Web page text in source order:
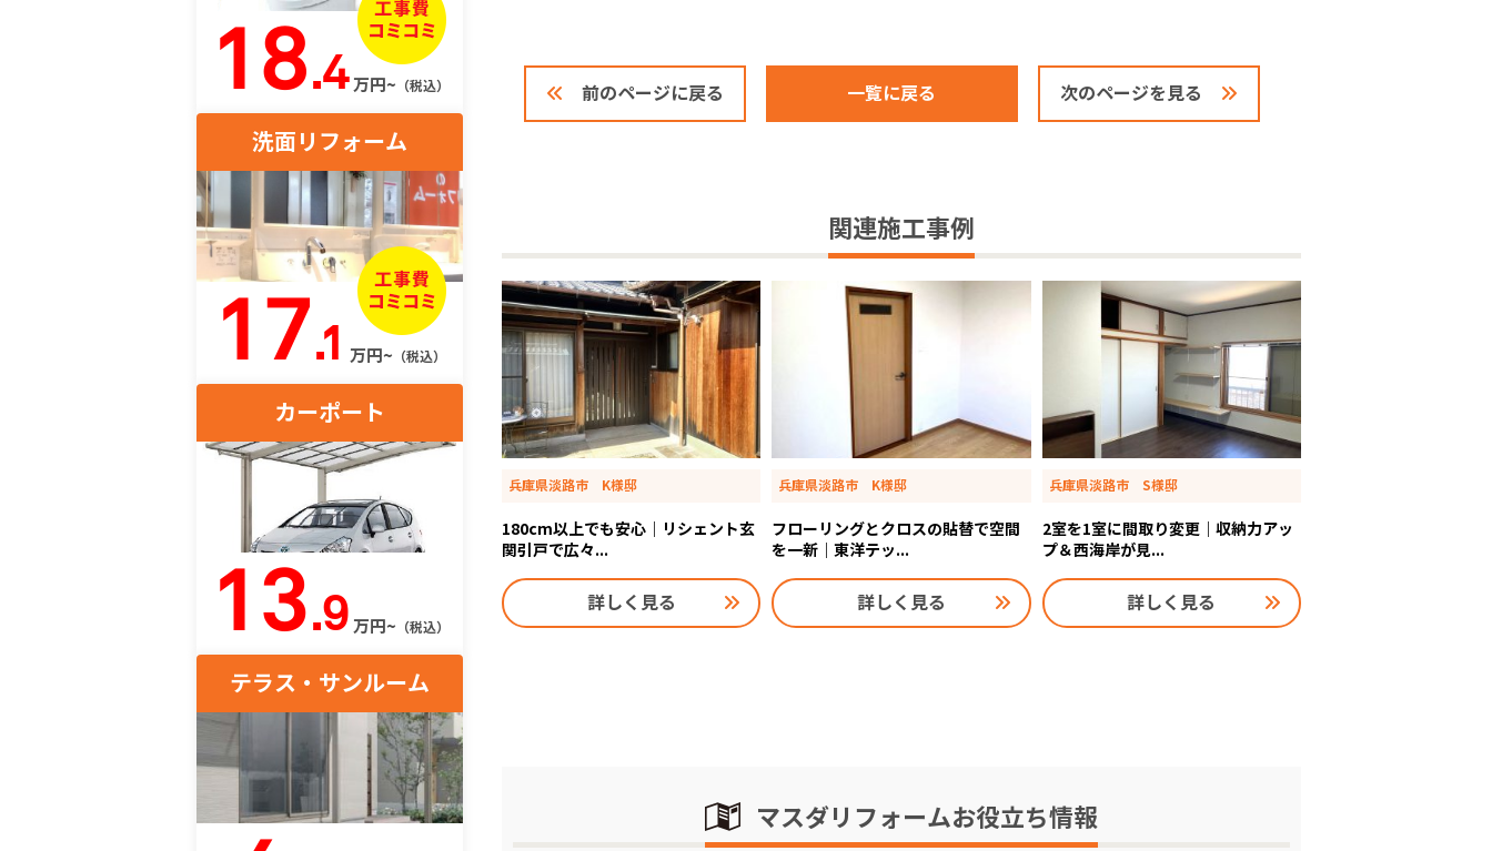
前のページに戻る 一覧に戻る 次のページを見る
関連施工事例
兵庫県淡路市 K様邸
180cm以上でも安心｜リシェント玄
関引戸で広々...
詳しく見る
兵庫県淡路市 K様邸
フローリングとクロスの貼替で空間
を一新｜東洋テッ...
詳しく見る
兵庫県淡路市 S様邸
2室を1室に間取り変更｜収納力アッ
プ＆西海岸が見...
詳しく見る
マスダリフォームお役立ち情報
18.4万円~ （税込）
洗面リフォーム
17.1 万円~ （税込）
カーポート
13.9 万円~ （税込）
テラス・サンルーム